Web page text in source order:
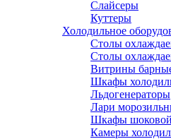
Слайсеры
Куттеры
Холодильное
Столы
Столы
Витрины
Шкафы
Льдогенераторы
Лари
Шкафы шоковой
Камеры